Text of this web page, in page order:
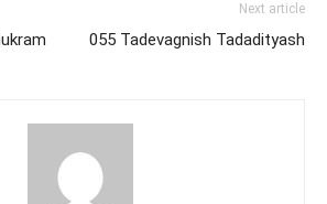
Next article
055 Tadevagnish Tadadityash